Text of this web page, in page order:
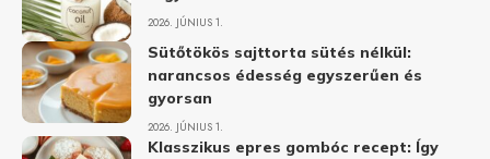
2026. JÚNIUS 1.
Sütőtökös sajttorta sütés nélkül:
narancsos édesség egyszerűen és
gyorsan
2026. JÚNIUS 1.
Klasszikus epres gombóc recept: Így